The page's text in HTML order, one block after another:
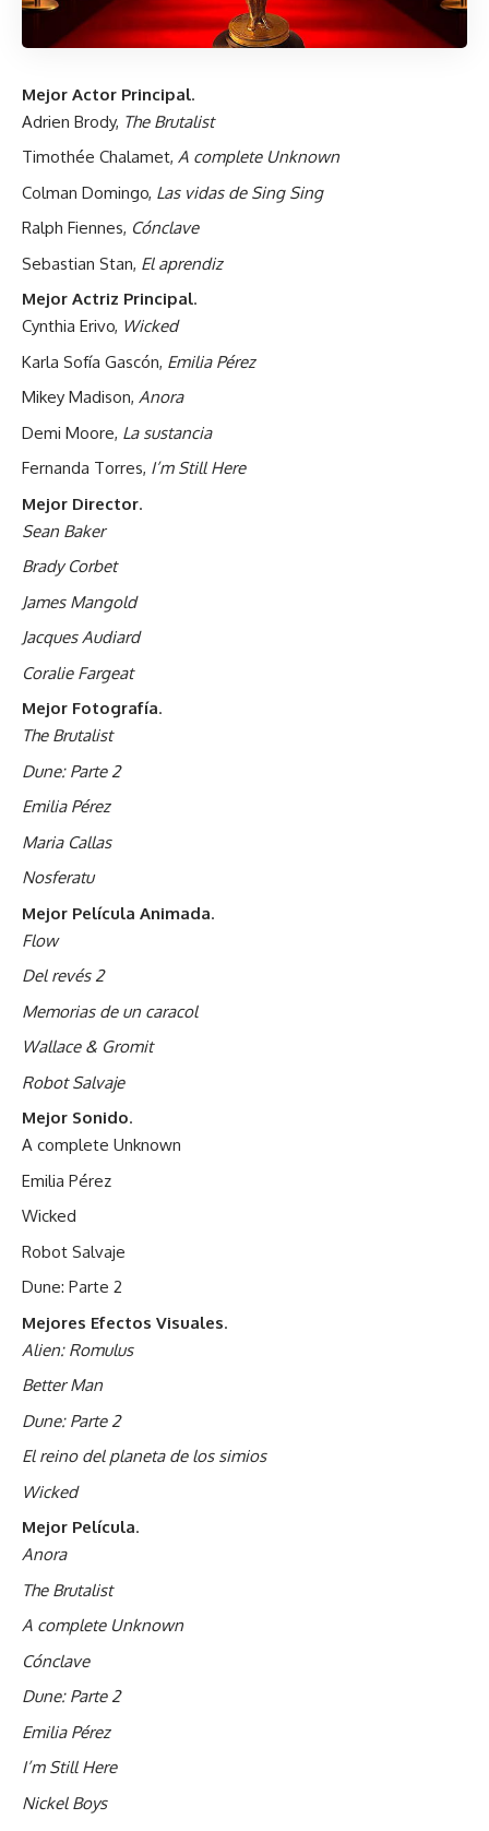
Mejor Actor Principal.
Adrien Brody, The Brutalist
Timothée Chalamet, A complete Unknown
Colman Domingo, Las vidas de Sing Sing
Ralph Fiennes, Cónclave
Sebastian Stan, El aprendiz
Mejor Actriz Principal.
Cynthia Erivo, Wicked
Karla Sofía Gascón, Emilia Pérez
Mikey Madison, Anora
Demi Moore, La sustancia
Fernanda Torres, I’m Still Here
Mejor Director.
Sean Baker
Brady Corbet
James Mangold
Jacques Audiard
Coralie Fargeat
Mejor Fotografía.
The Brutalist
Dune: Parte 2
Emilia Pérez
Maria Callas
Nosferatu
Mejor Película Animada.
Flow
Del revés 2
Memorias de un caracol
Wallace & Gromit
Robot Salvaje
Mejor Sonido.
A complete Unknown
Emilia Pérez
Wicked
Robot Salvaje
Dune: Parte 2
Mejores Efectos Visuales.
Alien: Romulus
Better Man
Dune: Parte 2
El reino del planeta de los simios
Wicked
Mejor Película.
Anora
The Brutalist
A complete Unknown
Cónclave
Dune: Parte 2
Emilia Pérez
I’m Still Here
Nickel Boys